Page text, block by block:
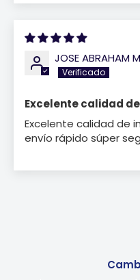
JOSE ABRAHAM
Excelente calidad
Excelente calidad de
envío rápido súper